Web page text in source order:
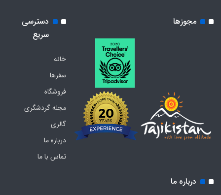
مجوزها
دسترسی
سریع
خانه
سفرها
فروشگاه
مجله گردشگری
گالری
درباره ما
تماس با ما
درباره ما